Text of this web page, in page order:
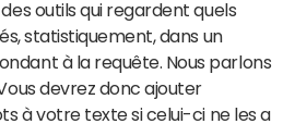
outils qui regardent quels
statistiquement, dans un
à la requête. Nous parlons
devrez donc ajouter
à votre texte si celui-ci ne les a